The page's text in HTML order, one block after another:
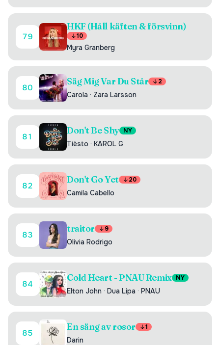
79
HKF (Håll käften & försvinn)
10
Myra Granberg
80
Säg Mig Var Du Står 2
Carola · Zara Larsson
81
Don't Be Shy NY
Tiësto · KAROL G
82
Don't Go Yet 20
Camila Cabello
83
traitor 9
Olivia Rodrigo
84
Cold Heart - PNAU Remix NY
Elton John · Dua Lipa · PNAU
85
En säng av rosor 1
Darin